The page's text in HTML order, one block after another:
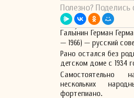
Полезно? Поделись
Галы́нин Герман
— 1966) — русский
Рано остался без
детском доме с 1934
Самостоятельно
нескольких
фортепиано.